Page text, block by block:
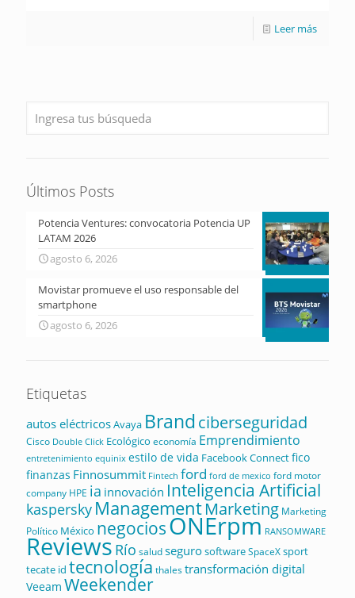
Leer más
Últimos Posts
Potencia Ventures: convocatoria Potencia UP
LATAM 2026
agosto 6, 2026
Movistar promueve el uso responsable del
smartphone
agosto 6, 2026
Etiquetas
autos eléctricosAvaya Brandciberseguridad
Cisco Double Click Ecológico economía Emprendimiento
entretenimiento equinix estilo de vida Facebook Connectfico
finanzas Finnosummit Fintech ford ford de mexico ford motor
company HPE ia innovación Inteligencia Artificial
kaspersky ManagementMarketing Marketing
Político México negociosONErpm RANSOMWARE
Reviews Río saludsegurosoftwareSpaceXsport
tecate id tecnología thalestransformación digital
Veeam Weekender